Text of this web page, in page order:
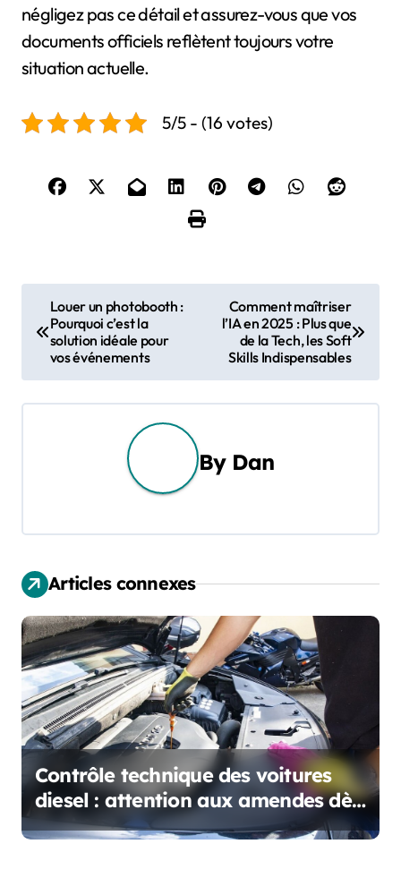
négligez pas ce détail et assurez-vous que vos
documents officiels reflètent toujours votre
situation actuelle.
5/5 - (16 votes)
a
v
i
o
n
d
e
l
’
a
r
Louer un photobooth :
Pourquoi c’est la
solution idéale pour
vos événements
Comment maîtriser
l’IA en 2025 : Plus que
de la Tech, les Soft
Skills Indispensables
By Dan
Articles connexes
Contrôle technique des voitures
diesel : attention aux amendes dès
le 1er janvier 2025